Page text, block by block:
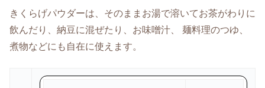
きくらげパウダーは、そのままお湯で溶いてお茶がわりに
飲んだり、納豆に混ぜたり、お味噌汁、 麺料理のつゆ、
煮物などにも自在に使えます。